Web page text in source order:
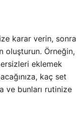
karar verin, sonra
oluşturun. Örneğin,
eklemek
kaç set
ve bunları rutinize